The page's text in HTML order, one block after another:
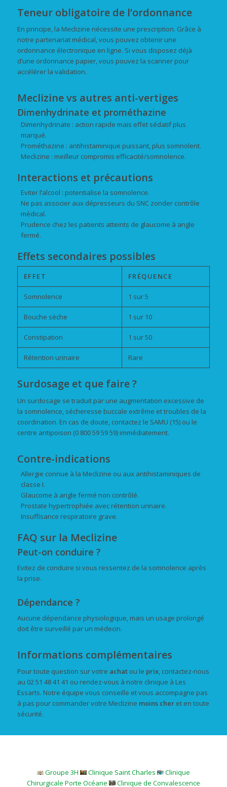
Teneur obligatoire de l’ordonnance
En principe, la Meclizine nécessite une prescription. Grâce à
notre partenariat médical, vous pouvez obtenir une
ordonnance électronique en ligne. Si vous disposez déjà
d’une ordonnance papier, vous pouvez la scanner pour
accélérer la validation.
Meclizine vs autres anti-vertiges
Dimenhydrinate et prométhazine
Dimenhydrinate : action rapide mais effet sédatif plus
marqué.
Prométhazine : antihistaminique puissant, plus somnolent.
Meclizine : meilleur compromis efficacité/somnolence.
Interactions et précautions
Eviter l’alcool : potentialise la somnolence.
Ne pas associer aux dépresseurs du SNC zonder contrôle
médical.
Prudence chez les patients atteints de glaucome à angle
fermé.
Effets secondaires possibles
EFFET FRÉQUENCE
Somnolence 1 sur 5
Bouche sèche 1 sur 10
Constipation 1 sur 50
Rétention urinaire Rare
Surdosage et que faire ?
Un surdosage se traduit par une augmentation excessive de
la somnolence, sécheresse buccale extrême et troubles de la
coordination. En cas de doute, contactez le SAMU (15) ou le
centre antipoison (0 800 59 59 59) immédiatement.
Contre-indications
Allergie connue à la Meclizine ou aux antihistaminiques de
classe I.
Glaucome à angle fermé non contrôlé.
Prostate hypertrophiée avec rétention urinaire.
Insuffisance respiratoire grave.
FAQ sur la Meclizine
Peut-on conduire ?
Evitez de conduire si vous ressentez de la somnolence après
la prise.
Dépendance ?
Aucune dépendance physiologique, mais un usage prolongé
doit être surveillé par un médecin.
Informations complémentaires
Pour toute question sur votre achatou le prix, contactez-nous
au 02 51 48 41 41 ou rendez-vous à notre clinique à Les
Essarts. Notre équipe vous conseille et vous accompagne pas
à pas pour commander votre Meclizine moins cheret en toute
sécurité.
Groupe 3H Clinique Saint Charles
Clinique
Chirurgicale Porte Océane
Clinique de Convalescence